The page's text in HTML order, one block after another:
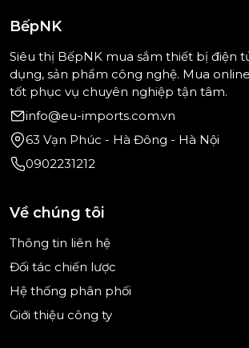
kiệm điện năng, duy trì hơi lạnh cho
phẩm khác bên trong.
Tóm lại, tủ lạnh Side by side 562 lít
BếpNK
Siêu thị BếpNK mua sắm thiết bị điện
dụng, sản phẩm công nghệ. Mua
tốt phục vụ chuyên nghiệp tận tâm.
info@eu-imports.com.vn
63 Vạn Phúc - Hà Đông - Hà Nội
0902231212
Về chúng tôi
Thông tin liên hệ
Đối tác chiến lược
Hệ thống phân phối
Giới thiệu công ty